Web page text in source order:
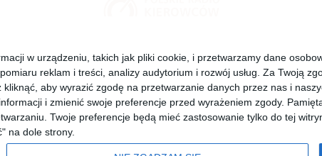
w urządzeniu, takich jak pliki cookie, i przetwarzamy dane
reklam i treści, analizy audytorium i rozwój usług. Za Twoją
aby wyrazić zgodę na przetwarzanie danych przez nas i
i zmienić swoje preferencje przed wyrażeniem zgody.
Twoje preferencje będą mieć zastosowanie tylko do tej
na dole strony.
Polityka prywatności
Dane osobowe
Polskie Radio S.A.